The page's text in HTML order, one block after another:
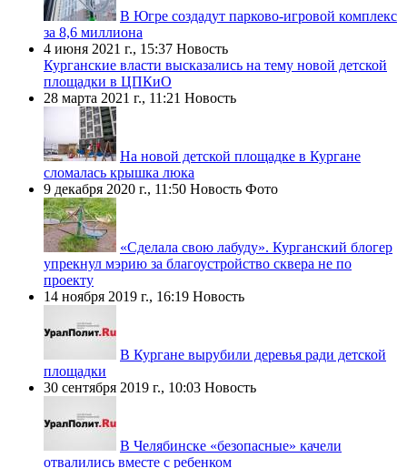
В Югре создадут парково-игровой комплекс
за 8,6 миллиона
4 июня 2021 г., 15:37 Новость
Курганские власти высказались на тему новой детской
площадки в ЦПКиО
28 марта 2021 г., 11:21 Новость
На новой детской площадке в Кургане
сломалась крышка люка
9 декабря 2020 г., 11:50 Новость Фото
«Сделала свою лабуду». Курганский блогер
упрекнул мэрию за благоустройство сквера не по
проекту
14 ноября 2019 г., 16:19 Новость
В Кургане вырубили деревья ради детской
площадки
30 сентября 2019 г., 10:03 Новость
В Челябинске «безопасные» качели
отвалились вместе с ребенком